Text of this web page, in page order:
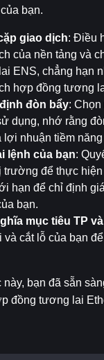
bạn.
giao dịch: Điều
của nền tảng và
ENS, chẳng hạn
hợp đồng tương
đòn bẩy:
dụng, nhớ rằng
lợi nhuận tiềm năng
lệnh của bạn:
trường để thực
hạn để chỉ định
bạn.
mục tiêu TP
và cắt lỗ của bạn
bạn đã sẵn
đồng tương lai